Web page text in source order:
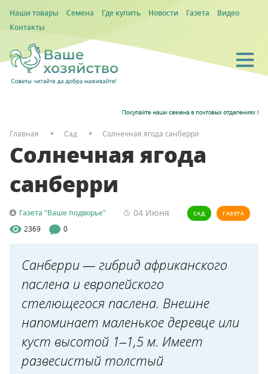
Наши товары Семена Где купить Новости Газета
Видео
Контакты
Главная Сад Солнечная ягода санберри
Солнечная ягода
санберри
Газета "Ваше подворье" 04 Июня САД ГАЗЕТА
2369 0
Санберри — гибрид африканского
паслена и европейского
стелющегося паслена. Внешне
напоминает маленькое деревце или
куст высотой 1–1,5 м. Имеет
развесистый толстый